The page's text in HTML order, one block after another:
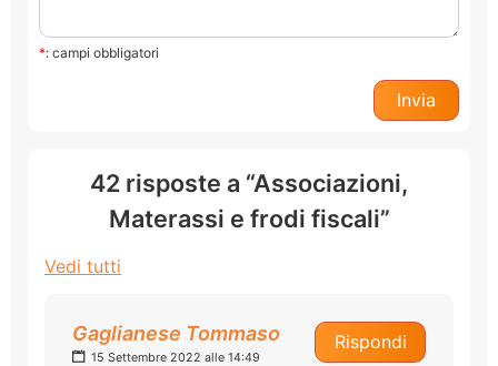
*: campi obbligatori
42 risposte a “Associazioni,
Materassi e frodi fiscali”
Vedi tutti
Rispondi
Gaglianese Tommaso
15 Settembre 2022 alle 14:49